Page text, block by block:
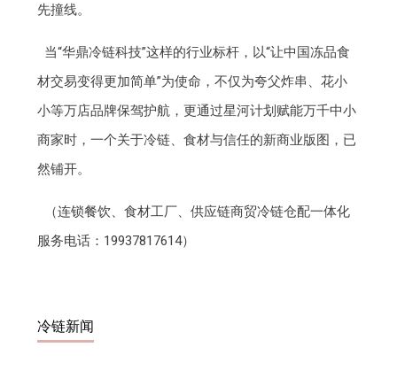
先撞线。
当“华鼎冷链科技”这样的行业标杆，以“让中国冻品食
材交易变得更加简单”为使命，不仅为夸父炸串、花小
小等万店品牌保驾护航，更通过星河计划赋能万千中小
商家时，一个关于冷链、食材与信任的新商业版图，已
然铺开。
（连锁餐饮、食材工厂、供应链商贸冷链仓配一体化
服务电话：19937817614）
冷链新闻